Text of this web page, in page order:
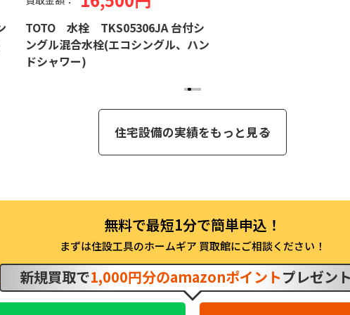
TOTO 水栓 TKS05306JA 台付シ
ングル混合水栓(エコシングル、ハン
ドシャワー)
住宅設備の実績をもっと見る
まずは住設工具のホームギア 買取館にご相談ください！
新規買取で1,000円分のamazonポイントプレゼン